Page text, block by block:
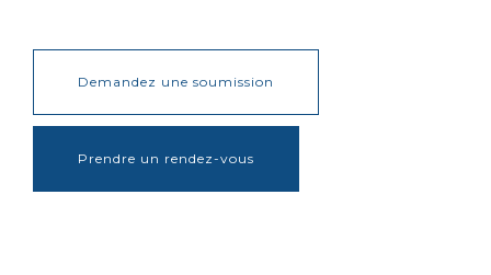
Demandez une soumission
Prendre un rendez-vous